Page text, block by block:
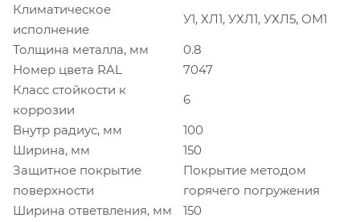
Климатическое
исполнение
У1, ХЛ1, УХЛ1, УХЛ5, ОМ1
Толщина металла, мм
0.8
Номер цвета RAL
7047
Класс стойкости к
коррозии
6
Внутр радиус, мм
100
Ширина, мм
150
Защитное покрытие
поверхности
Покрытие методом
горячего погружения
Ширина ответвления, мм
150